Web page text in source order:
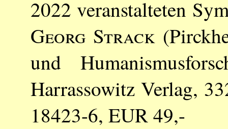
2022 veranstalteten
Georg Strack
und
Harrassowitz Verlag,
18423-6, EUR 49,-